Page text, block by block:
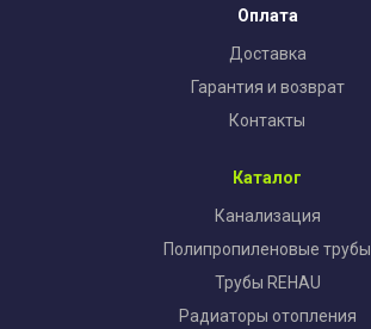
Оплата
Доставка
Гарантия и возврат
Контакты
Каталог
Канализация
Полипропиленовые трубы
Трубы REHAU
Радиаторы отопления